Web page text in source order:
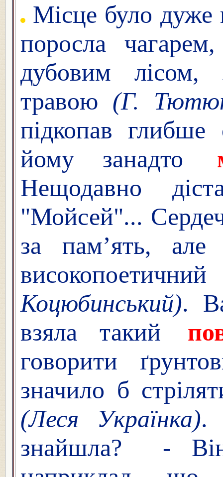
Місце було дуже
поросла
дубовим
травою (Г.
підкопав глибше
йому занадто
Нещодавно
"Мойсей"...
за пам’ять,
Коцюбинський).
взяла такий
говорити
значило б
(Леся Українка).
знайшла? -